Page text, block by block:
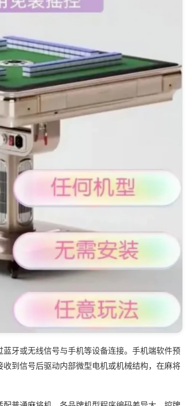
牙或无线信号与手机等设备连接。手机端软件预
到信号后驱动内部微型电机或机械结构，在麻将